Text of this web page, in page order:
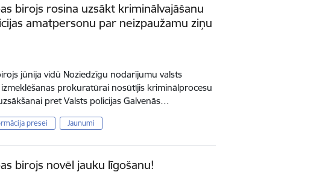
birojs rosina uzsākt kriminālvajāšanu
amatpersonu par neizpaužamu ziņu
jūnija vidū Noziedzīgu nodarījumu valsts
prokuratūrai nosūtījis kriminālprocesu
pret Valsts policijas Galvenās…
presei Jaunumi
birojs novēl jauku līgošanu!